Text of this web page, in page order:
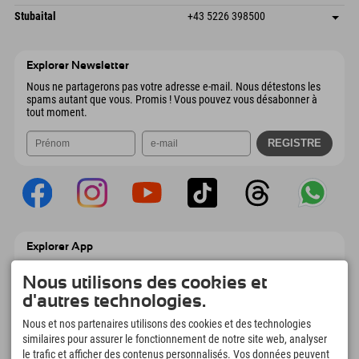
Autriche
Réservation
Dorfstraße 24
9546 Bad Kleinkirchheim
Enregistrer l'adresse
Informations d'arrivée
Stubaital +43 5226 398500
Explorer Newsletter
Nous ne partagerons pas votre adresse e-mail. Nous détestons les
spams autant que vous. Promis ! Vous pouvez vous désabonner à
tout moment.
Explorer App
Explorer à emporter avec aperçu de vos
réservations, liste de choses à faire, aperçu
des restaurants et bien plus encore.
Téléchargez-le maintenant !
Nous utilisons des cookies et
d'autres technologies.
Nous et nos partenaires utilisons des cookies et des technologies
similaires pour assurer le fonctionnement de notre site web, analyser
le trafic et afficher des contenus personnalisés. Vos données peuvent